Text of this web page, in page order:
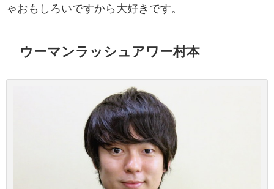
ゃおもしろいですから大好きです。
ウーマンラッシュアワー村本